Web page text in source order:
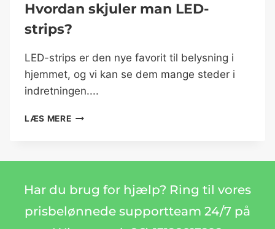
Hvordan skjuler man LED-
strips?
LED-strips er den nye favorit til belysning i
hjemmet, og vi kan se dem mange steder i
indretningen....
LÆS MERE
Har du brug for hjælp? Ring til vores
prisbelønnede supportteam 24/7 på